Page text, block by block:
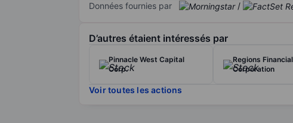
Données fournies par /
D’autres étaient intéressés par
Pinnacle West Capital
Corp.
Regions Financial
Corporation
Voir toutes les actions